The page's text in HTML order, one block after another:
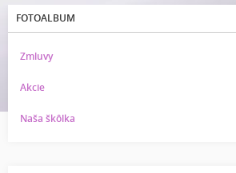
FOTOALBUM
Zmluvy
Akcie
Naša škôlka